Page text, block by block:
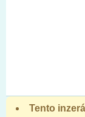
Tento